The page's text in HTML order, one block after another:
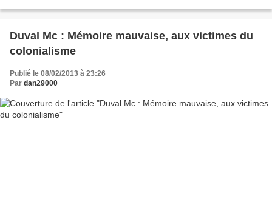
Duval Mc : Mémoire mauvaise, aux victimes du
colonialisme
Publié le 08/02/2013 à 23:26
Par dan29000